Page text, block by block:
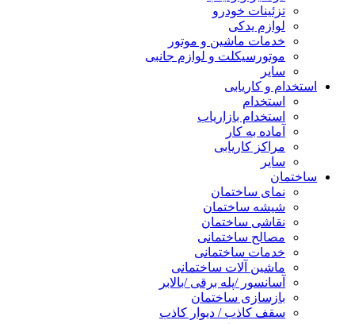
تزئینات خودرو
لوازم یدکی
خدمات ماشین و موتور
موتورسیکلت و لوازم جانبی
سایر
استخدام و کاریابی
استخدام
استخدام بازاریاب
آماده به کار
مراکز کاریابی
سایر
ساختمان
نمای ساختمان
شیشه ساختمان
نقاشی ساختمان
مصالح ساختمانی
خدمات ساختمانی
ماشین آلات ساختمانی
آسانسور /پله برقی /بالابر
بازسازی ساختمان
سقف کاذب / دیوار کاذب